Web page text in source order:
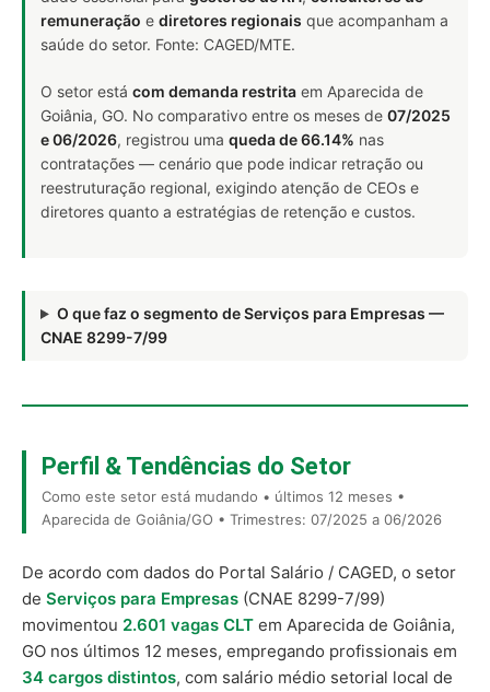
remuneração e diretores regionais que acompanham a
saúde do setor. Fonte: CAGED/MTE.
O setor está com demanda restrita em Aparecida de
Goiânia, GO. No comparativo entre os meses de 07/2025
e 06/2026, registrou uma queda de 66.14% nas
contratações — cenário que pode indicar retração ou
reestruturação regional, exigindo atenção de CEOs e
diretores quanto a estratégias de retenção e custos.
O que faz o segmento de Serviços para Empresas —
CNAE 8299-7/99
Perfil & Tendências do Setor
Como este setor está mudando • últimos 12 meses •
Aparecida de Goiânia/GO • Trimestres: 07/2025 a 06/2026
De acordo com dados do Portal Salário / CAGED, o setor
de Serviços para Empresas (CNAE 8299-7/99)
movimentou 2.601 vagas CLT em Aparecida de Goiânia,
GO nos últimos 12 meses, empregando profissionais em
34 cargos distintos, com salário médio setorial local de